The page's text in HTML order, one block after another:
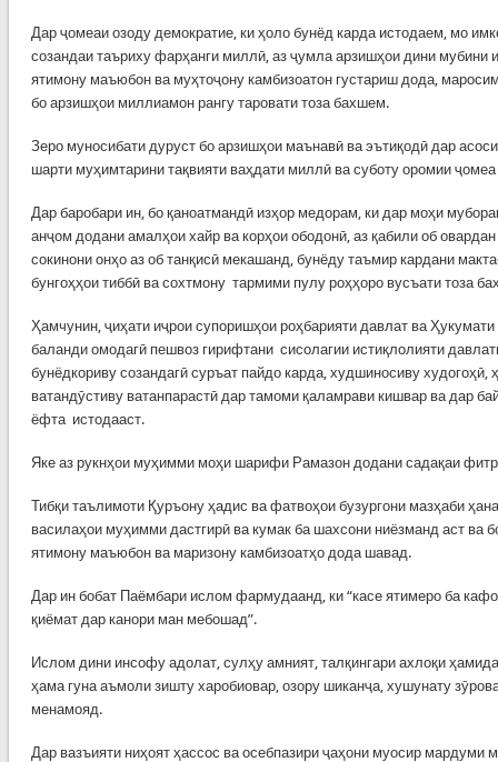
Дар ҷомеаи озоду демократие, ки ҳоло бунёд карда истодаем, мо
созандаи таъриху фарҳанги миллӣ, аз ҷумла арзишҳои дини мубини
ятимону маъюбон ва муҳтоҷону камбизоатон густариш дода,
бо арзишҳои миллиамон рангу таровати тоза бахшем.
Зеро муносибати дуруст бо арзишҳои маънавӣ ва эътиқодӣ дар
шарти муҳимтарини тақвияти ваҳдати миллӣ ва суботу оромии
Дар баробари ин, бо қаноатмандӣ изҳор медорам, ки дар моҳи
анҷом додани амалҳои хайр ва корҳои ободонӣ, аз қабили об
сокинони онҳо аз об танқисӣ мекашанд, бунёду таъмир кардани
бунгоҳҳои тиббӣ ва сохтмону тармими пулу роҳҳоро вусъати тоза
Ҳамчунин, ҷиҳати иҷрои супоришҳои роҳбарияти давлат ва
баланди омодагӣ пешвоз гирифтани сисолагии истиқлолияти
бунёдкориву созандагӣ суръат пайдо карда, худшиносиву худогоҳӣ,
ватандӯстиву ватанпарастӣ дар тамоми қаламрави кишвар ва дар
ёфта истодааст.
Яке аз рукнҳои муҳимми моҳи шарифи Рамазон додани садақаи
Тибқи таълимоти Қуръону ҳадис ва фатвоҳои бузургони мазҳаби
василаҳои муҳимми дастгирӣ ва кумак ба шахсони ниёзманд аст ва
ятимону маъюбон ва маризону камбизоатҳо дода шавад.
Дар ин бобат Паёмбари ислом фармудаанд, ки “касе ятимеро ба
қиёмат дар канори ман мебошад”.
Ислом дини инсофу адолат, сулҳу амният, талқингари ахлоқи
ҳама гуна аъмоли зишту харобиовар, озору шиканҷа, хушунату
менамояд.
Дар вазъияти ниҳоят ҳассос ва осебпазири ҷаҳони муосир мардуми